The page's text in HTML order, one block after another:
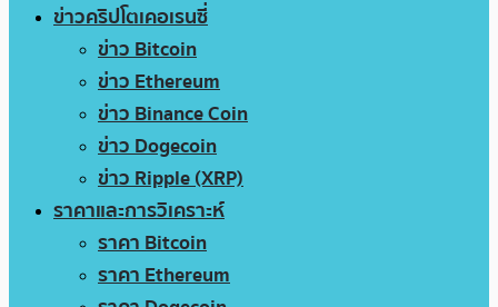
ข่าวคริปโตเคอเรนซี่
ข่าว Bitcoin
ข่าว Ethereum
ข่าว Binance Coin
ข่าว Dogecoin
ข่าว Ripple (XRP)
ราคาและการวิเคราะห์
ราคา Bitcoin
ราคา Ethereum